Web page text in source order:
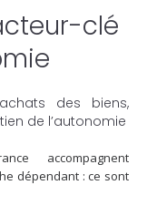
clé
des biens,
de l’autonomie
accompagnent
dépendant : ce sont